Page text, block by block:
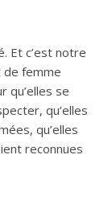
Et c’est notre
de femme
qu’elles se
qu’elles
qu’elles
reconnues